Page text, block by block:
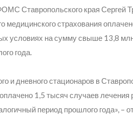
Ставропольского края Сергей
медицинского страхования
условиях на сумму свыше 13,8
года.
и дневного стационаров в
1,5 тысяч случаев лечения
период прошлого года», –